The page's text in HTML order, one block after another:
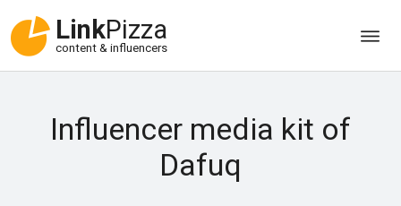
LinkPizza
content & influencers
Influencer media kit of
Dafuq